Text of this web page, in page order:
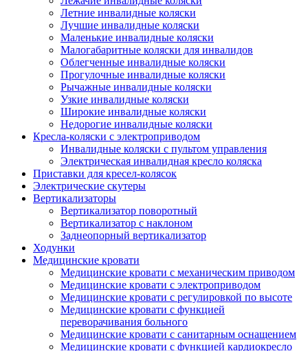
Летние инвалидные коляски
Лучшие инвалидные коляски
Маленькие инвалидные коляски
Малогабаритные коляски для инвалидов
Облегченные инвалидные коляски
Прогулочные инвалидные коляски
Рычажные инвалидные коляски
Узкие инвалидные коляски
Широкие инвалидные коляски
Недорогие инвалидные коляски
Кресла-коляски с электроприводом
Инвалидные коляски с пультом управления
Электрическая инвалидная кресло коляска
Приставки для кресел-колясок
Электрические скутеры
Вертикализаторы
Вертикализатор поворотный
Вертикализатор с наклоном
Заднеопорный вертикализатор
Ходунки
Медицинские кровати
Медицинские кровати с механическим приводом
Медицинские кровати с электроприводом
Медицинские кровати с регулировкой по высоте
Медицинские кровати с функцией
переворачивания больного
Медицинские кровати с санитарным оснащением
Медицинские кровати с функцией кардиокресло